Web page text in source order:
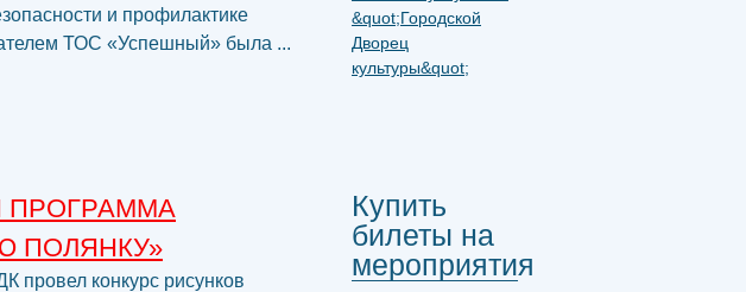
и профилактике
ТОС «Успешный» была ...
ПРОГРАММА
ПОЛЯНКУ»
провел конкурс рисунков
Купить
билеты на
мероприятия